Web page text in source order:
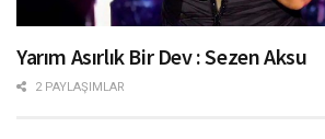
Yarım Asırlık Bir Dev : Sezen Aksu
2 PAYLAŞIMLAR